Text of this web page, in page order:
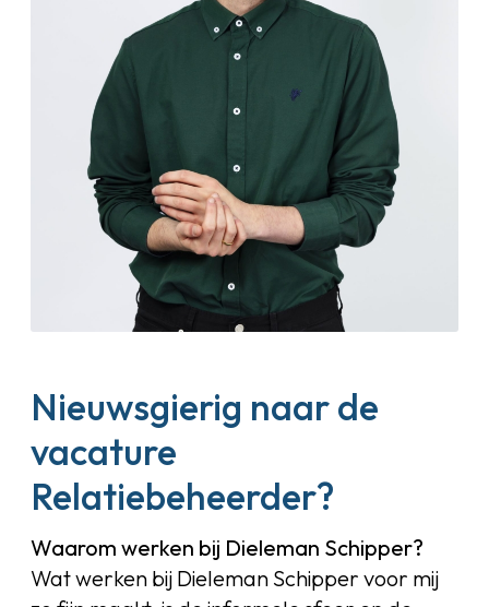
Nieuwsgierig naar de
vacature
Relatiebeheerder?
Waarom werken bij Dieleman Schipper?
Wat werken bij Dieleman Schipper voor mij